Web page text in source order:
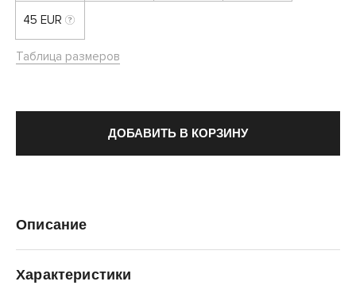
45 EUR
Таблица размеров
ДОБАВИТЬ В КОРЗИНУ
Описание
Характеристики